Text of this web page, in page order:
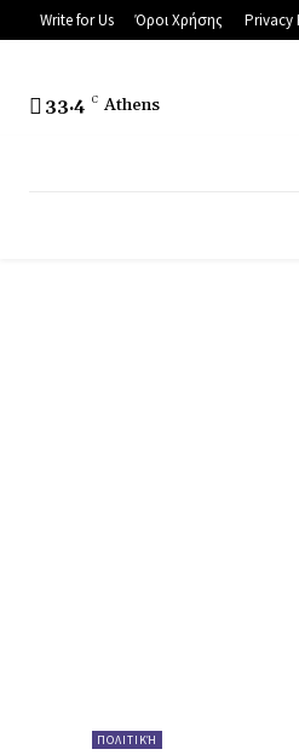
Write for Us Όροι Χρήσης Privacy
33.4 C Athens
ΠΟΛΙΤΙΚΉ